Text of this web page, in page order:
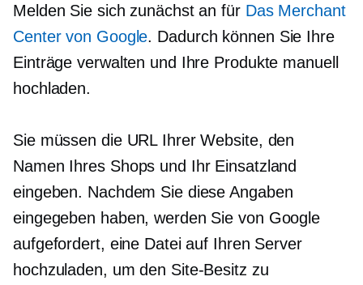
Melden Sie sich zunächst an für Das Merchant
Center von Google. Dadurch können Sie Ihre
Einträge verwalten und Ihre Produkte manuell
hochladen.
Sie müssen die URL Ihrer Website, den
Namen Ihres Shops und Ihr Einsatzland
eingeben. Nachdem Sie diese Angaben
eingegeben haben, werden Sie von Google
aufgefordert, eine Datei auf Ihren Server
hochzuladen, um den Site-Besitz zu